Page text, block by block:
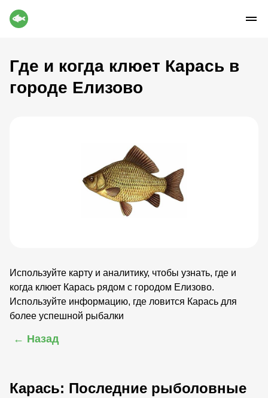
Где и когда клюет Карась в
городе Елизово
Используйте карту и аналитику, чтобы узнать, где и
когда клюет Карась рядом с городом Елизово.
Используйте информацию, где ловится Карась для
более успешной рыбалки
← Назад
Карась: Последние рыболовные